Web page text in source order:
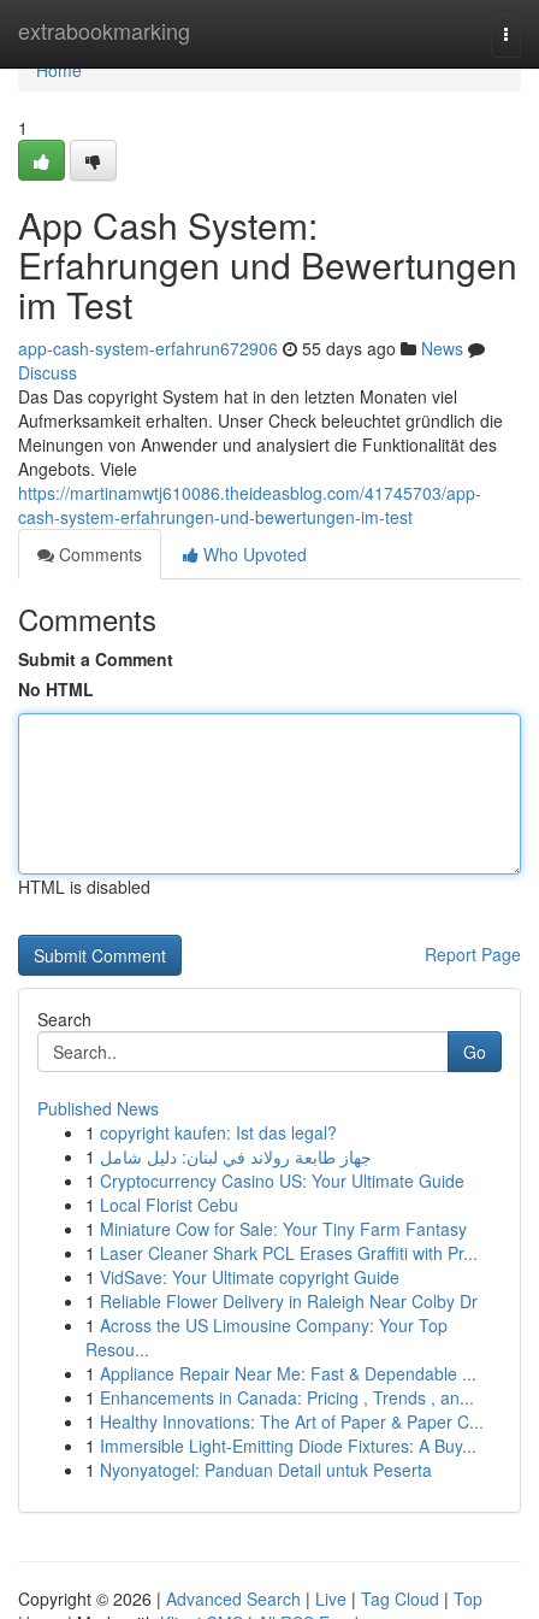
extrabookmarking
Home
Home
1
App Cash System:
Erfahrungen und Bewertungen
im Test
app-cash-system-erfahrun672906 55 days ago
News
Discuss
Das Das copyright System hat in den letzten Monaten viel
Aufmerksamkeit erhalten. Unser Check beleuchtet gründlich die
Meinungen von Anwender und analysiert die Funktionalität des
Angebots. Viele
https://martinamwtj610086.theideasblog.com/41745703/app-
cash-system-erfahrungen-und-bewertungen-im-test
Comments
Who Upvoted
Comments
Submit a Comment
No HTML
HTML is disabled
Report Page
Search
Go
Published News
1 copyright kaufen: Ist das legal?
1 جهاز طابعة رولاند في لبنان: دليل شامل
1 Cryptocurrency Casino US: Your Ultimate Guide
1 Local Florist Cebu
1 Miniature Cow for Sale: Your Tiny Farm Fantasy
1 Laser Cleaner Shark PCL Erases Graffiti with Pr...
1 VidSave: Your Ultimate copyright Guide
1 Reliable Flower Delivery in Raleigh Near Colby Dr
1 Across the US Limousine Company: Your Top
Resou...
1 Appliance Repair Near Me: Fast & Dependable ...
1 Enhancements in Canada: Pricing , Trends , an...
1 Healthy Innovations: The Art of Paper & Paper C...
1 Immersible Light-Emitting Diode Fixtures: A Buy...
1 Nyonyatogel: Panduan Detail untuk Peserta
Copyright © 2026 | Advanced Search | Live | Tag Cloud | Top